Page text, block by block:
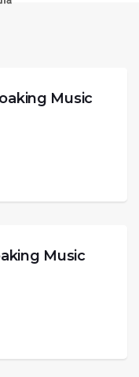
Music
Music